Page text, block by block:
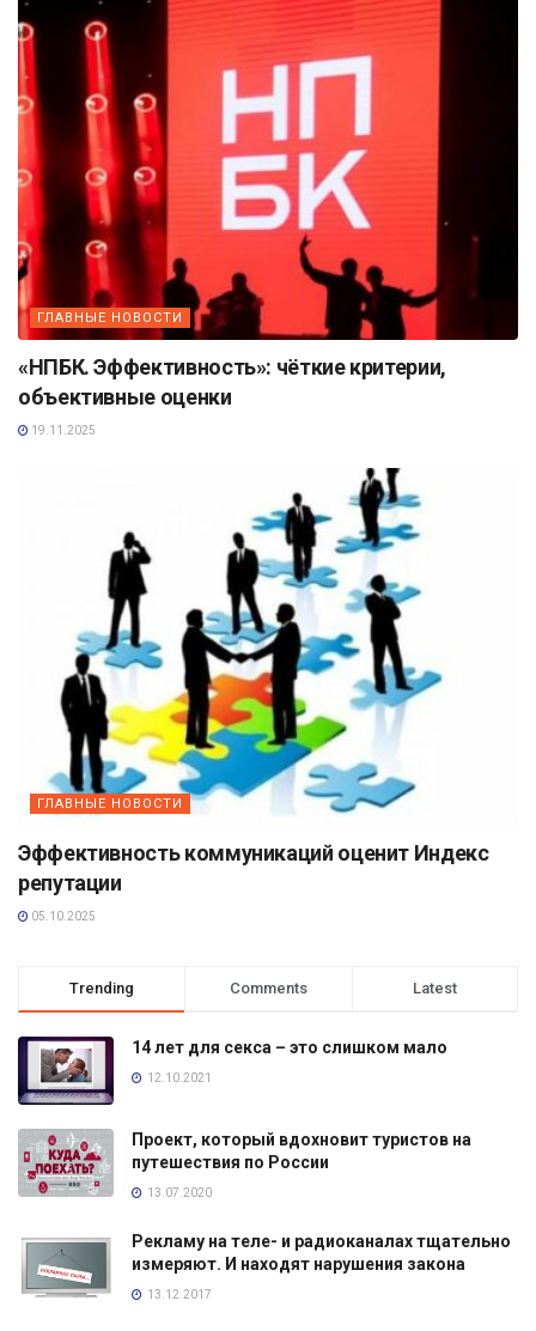
ГЛАВНЫЕ НОВОСТИ
«НПБК. Эффективность»: чёткие критерии,
объективные оценки
19.11.2025
ГЛАВНЫЕ НОВОСТИ
Эффективность коммуникаций оценит Индекс
репутации
05.10.2025
Trending Comments Latest
14 лет для секса – это слишком мало
12.10.2021
Проект, который вдохновит туристов на
путешествия по России
13.07.2020
Рекламу на теле- и радиоканалах тщательно
измеряют. И находят нарушения закона
13.12.2017